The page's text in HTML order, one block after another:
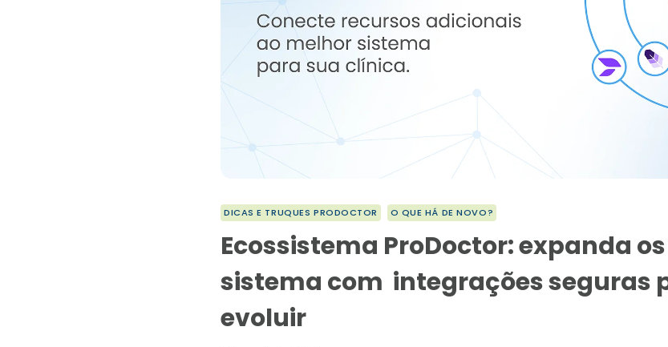
DICAS E TRUQUES PRODOCTOR O QUE HÁ DE NOVO?
Ecossistema ProDoctor: expanda
sistema com integrações seguras
evoluir